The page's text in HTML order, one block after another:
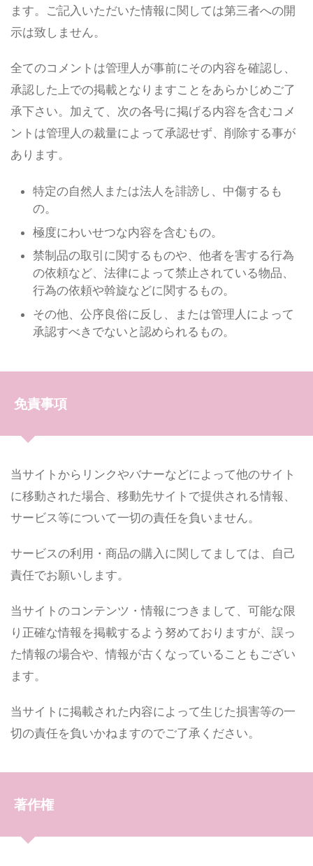
ます。ご記入いただいた情報に関しては第三者への開
示は致しません。
全てのコメントは管理人が事前にその内容を確認し、
承認した上での掲載となりますことをあらかじめご了
承下さい。加えて、次の各号に掲げる内容を含むコメ
ントは管理人の裁量によって承認せず、削除する事が
あります。
特定の自然人または法人を誹謗し、中傷するも
の。
極度にわいせつな内容を含むもの。
禁制品の取引に関するものや、他者を害する行為
の依頼など、法律によって禁止されている物品、
行為の依頼や斡旋などに関するもの。
その他、公序良俗に反し、または管理人によって
承認すべきでないと認められるもの。
免責事項
当サイトからリンクやバナーなどによって他のサイト
に移動された場合、移動先サイトで提供される情報、
サービス等について一切の責任を負いません。
サービスの利用・商品の購入に関してましては、自己
責任でお願いします。
当サイトのコンテンツ・情報につきまして、可能な限
り正確な情報を掲載するよう努めておりますが、誤っ
た情報の場合や、情報が古くなっていることもござい
ます。
当サイトに掲載された内容によって生じた損害等の一
切の責任を負いかねますのでご了承ください。
著作権